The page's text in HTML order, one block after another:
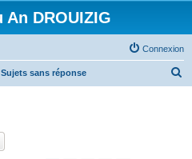
DROUIZIG
Connexion
Sujets sans réponse